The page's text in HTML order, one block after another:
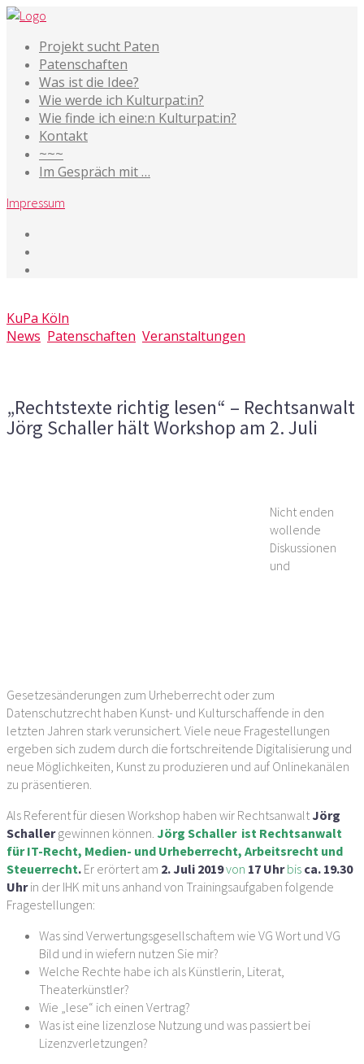
Projekt sucht Paten
Patenschaften
Was ist die Idee?
Wie werde ich Kulturpat:in?
Wie finde ich eine:n Kulturpat:in?
Kontakt
~~~
Im Gespräch mit …
Impressum
KuPa Köln
News Patenschaften Veranstaltungen
„Rechtstexte richtig lesen“ – Rechtsanwalt
Jörg Schaller hält Workshop am 2. Juli
Nicht enden
wollende
Diskussionen
und
Gesetzesänderungen zum Urheberrecht oder zum
Datenschutzrecht haben Kunst- und Kulturschaffende in den
letzten Jahren stark verunsichert. Viele neue Fragestellungen
ergeben sich zudem durch die fortschreitende Digitalisierung und
neue Möglichkeiten, Kunst zu produzieren und auf Onlinekanälen
zu präsentieren.
Als Referent für diesen Workshop haben wir RechtsanwaltJörg
Schallergewinnen können. Jörg Schaller ist Rechtsanwalt
für IT-Recht, Medien- und Urheberrecht, Arbeitsrecht und
Steuerrecht. Er erörtert am 2. Juli 2019von 17 Uhrbis ca. 19.30
Uhrin der IHK mit uns anhand von Trainingsaufgaben folgende
Fragestellungen:
Was sind Verwertungsgesellschaftem wie VG Wort und VG
Bild und in wiefern nutzen Sie mir?
Welche Rechte habe ich als Künstlerin, Literat,
Theaterkünstler?
Wie „lese“ ich einen Vertrag?
Was ist eine lizenzlose Nutzung und was passiert bei
Lizenzverletzungen?